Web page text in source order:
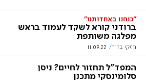
"כוחנו באחדותנו"
ברודני קורא לשקד לעמוד בראש
מפלגה משותפת
חזקי ברוך 11.09.22
המפד"ל תחזור לחיים? ניסן
סלומינסקי מתכנן